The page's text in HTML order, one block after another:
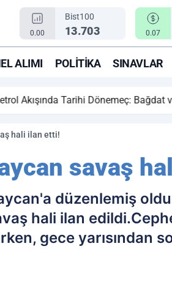
0.00
Bist100
13.703 0.07
ALIMI POLITIKA SINAVLAR
Dönemeç: Bağdat ve Erbil El Sıkıştı,
hali ilan etti!
savaş
düzenlemiş
hali ilan
gece yarısından